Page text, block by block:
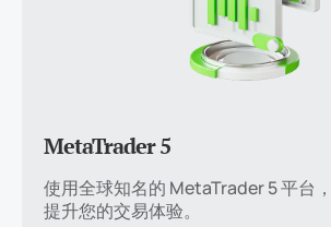
MetaTrader 5
使用全球知名的 MetaTrader 5 平台，
提升您的交易体验。